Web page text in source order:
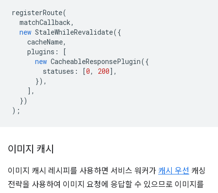
registerRoute(
matchCallback,
new StaleWhileRevalidate({
cacheName,
plugins :
[
new CacheableResponsePlugin({
statuses : [0, 200],
}),
],
})
);
이미지 캐시
이미지 캐시 레시피를 사용하면 서비스 워커가 캐시 우선 캐싱
전략을 사용하여 이미지 요청에 응답할 수 있으므로 이미지를